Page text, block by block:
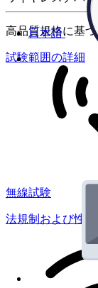
日本語
高品質規格に基
試験範囲の詳細
無線試験
法規制および性能